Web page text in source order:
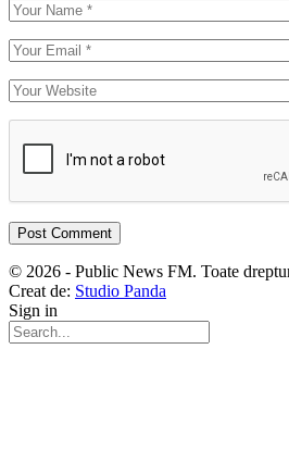
© 2026 - Public News FM. Toate
Creat de: Studio Panda
Sign in